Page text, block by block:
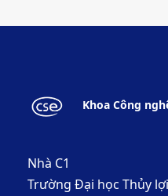
Khoa Công
Nhà C1
Trường Đại học Thủy lợi